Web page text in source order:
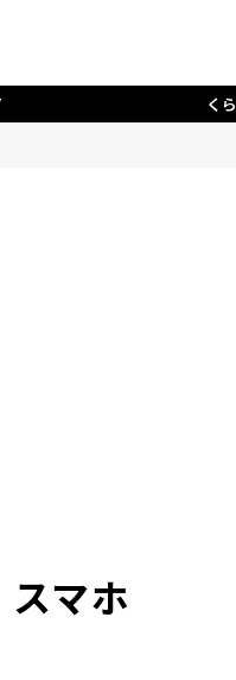
く
マホ